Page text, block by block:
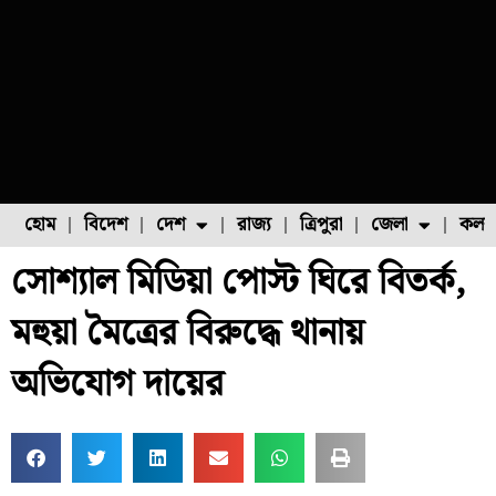
হোম বিদেশ দেশ
ফুল চাষ ফল চাষ মাছ চাষ পোল্ট্রি চাষ
রাজ্য ত্রিপুরা জেলা
উত্তর ২৪ পরগনা
সোশ্যাল মিডিয়া পোস্ট ঘিরে বিতর্ক,
মহুয়া মৈত্রের বিরুদ্ধে থানায়
অভিযোগ দায়ের